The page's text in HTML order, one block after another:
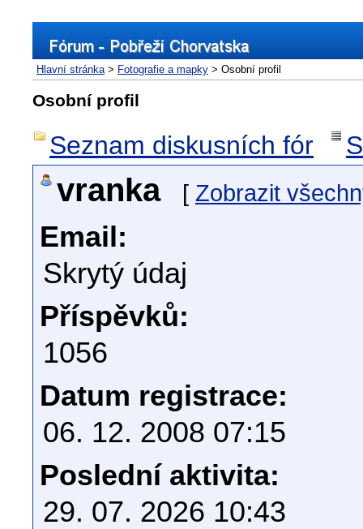
Hlavní stránka> Fotografie a mapky > Osobní profil
Osobní profil
Seznam diskusních fór
vranka [ Zobrazit
Email:
Skrytý údaj
Příspěvků:
1056
Datum registrace:
06. 12. 2008 07:15
Poslední aktivita:
29. 07. 2026 10:43